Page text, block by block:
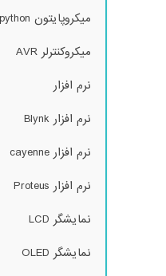
میکروپایتون Micropython
میکروکنترلر AVR
نرم افزار
نرم افزار Blynk
نرم افزار cayenne
نرم افزار Proteus
نمایشگر LCD
نمایشگر OLED